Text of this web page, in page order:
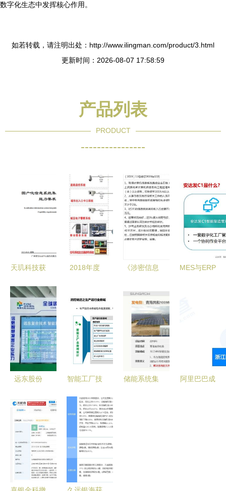
数字化生态中发挥核心作用。
如若转载，请注明出处：http://www.ilingman.com/product/3.html
更新时间：2026-08-07 17:58:59
产品列表
PRODUCT
----------------
天玑科技获
系统集成服
务最高等级
认证，彰显
行业领军实
力
2018年度
市整体解决
析 信息系
统集成服务
的核心价值
《涉密信息
质管理办
法》新版与
旧版对比分
析
MES与ERP
远东股份
集成服务驱
动传统产业
型，引领企
业高质量发
展
智能工厂技
解析 从系
统、数据、
应用到集成
服务
储能系统集
阿里巴巴成